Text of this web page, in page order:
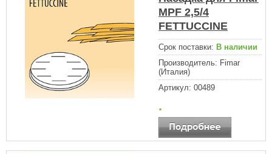
MPF 2,5/4
FETTUCCINE
Срок поставки: В наличии
Производитель: Fimar
(Италия)
Артикул: 00489
.